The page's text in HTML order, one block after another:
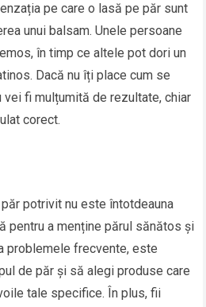
pe care o lasă pe păr sunt
unui balsam. Unele persoane
în timp ce altele pot dori un
Dacă nu îți place cum se
vei fi mulțumită de rezultate, chiar
corect.
potrivit nu este întotdeauna
pentru a menține părul sănătos și
problemele frecvente, este
de păr și să alegi produse care
tale specifice. În plus, fii